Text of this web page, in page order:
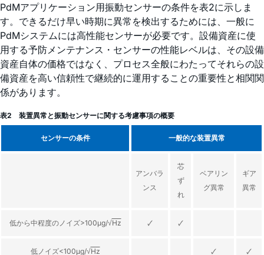
PdMアプリケーション用振動センサーの条件を表2に示しま
す。できるだけ早い時期に異常を検出するためには、一般に
PdMシステムには高性能センサーが必要です。設備資産に使
用する予防メンテナンス・センサーの性能レベルは、その設備
資産自体の価格ではなく、プロセス全般にわたってそれらの設
備資産を高い信頼性で継続的に運用することの重要性と相関関
係があります。
表2 装置異常と振動センサーに関する考慮事項の概要
センサーの条件 一般的な装置異常
アンバラ
ンス
芯
ず
れ
ベアリン
グ異常
ギア
異常
低から中程度のノイズ>100µg/√Hz 🗸 🗸
低ノイズ<100µg/√Hz 🗸 🗸